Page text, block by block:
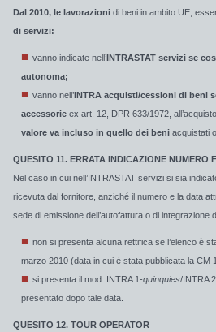
Dal 2010, le lavorazioni di beni in ambito UE,
di servizi:
vanno indicate nell’INTRASTAT servizi se
autonoma;
vanno nell’INTRA acquisti/cessioni di beni
accessorie ex art. 12, DPR 633/1972,
valore va incluso in quello dei beni acquistati
QUESITO 11. ERRATA INDICAZIONE NUMERO
Nel caso in cui nell’INTRASTAT servizi si sia
ricevuta dal fornitore, anziché il numero e la data
sede di emissione dell’autofattura o di integrazione
non si presenta alcuna rettifica se l’elenco è
marzo 2010 (data in cui è stata pubblicata la CM
si presenta il mod. INTRA 1-quinquies/INTRA
presentato dopo tale data.
QUESITO 12. TOUR OPERATOR